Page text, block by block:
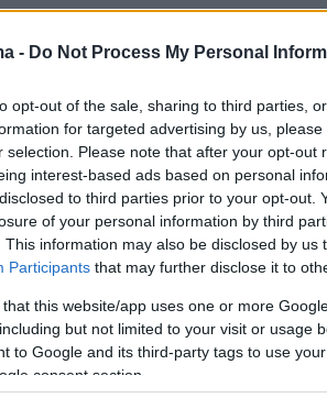
- Do Not Process My Personal
opt-out of the sale, sharing to third parties,
for targeted advertising by us,
selection. Please note that after your opt-out
interest-based ads based on personal
to third parties prior to your opt-out.
of your personal information by third
This information may also be disclosed by us
Participants that may further disclose it to
that this website/app uses one or more
but not limited to your visit or usage
to Google and its third-party tags to use
consent section.
πληροφορίες των
πρωί του Σαββάτου.
υποστήριξε ότιίσως ποτέ
να σκοτώσει τον Χαμενεΐ
προσπάθειες του Ιράν να
άτομα εν γνώση του
ήταν και η απόπειρα το
προεκλογικής ομιλίας.
πραγματοποιήθηκε η